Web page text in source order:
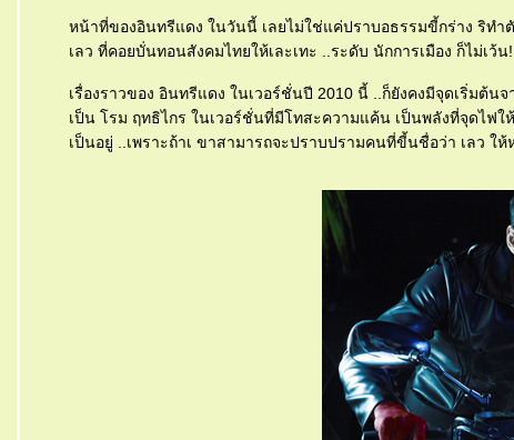
หน้าที่ของอินทรีแดง ในวันนี้ เลยไม่ใช่แค่ปราบอธรรมขี้กร่าง ริทำ
เลว ที่คอยบั่นทอนสังคมไทยให้เละเทะ ..ระดับ นักการเมือง ก็ไม่เว้น!
เรื่องราวของ อินทรีแดง ในเวอร์ชั่นปี 2010 นี้ ..ก็ยังคงมีจุดเริ่มต้น
เป็น โรม ฤทธิไกร ในเวอร์ชั่นที่มีโทสะความแค้น เป็นพลังที่จุดไฟ
เป็นอยู่ ..เพราะถ้าเ ขาสามารถจะปราบปรามคนที่ขี้นชื่อว่า เลว